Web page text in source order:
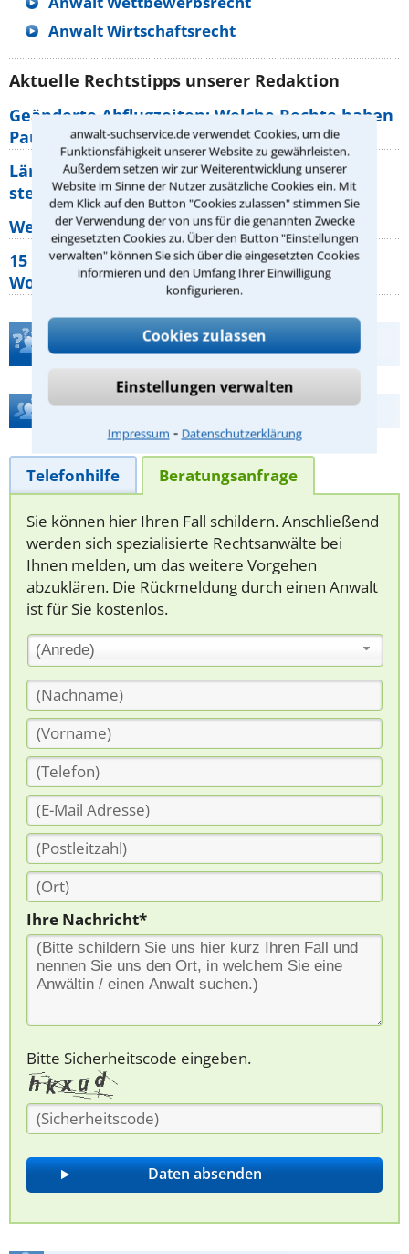
anwalt-suchservice.de verwendet Cookies, um die
Funktionsfähigkeit unserer Website zu gewährleisten.
Außerdem setzen wir zur Weiterentwicklung unserer
Website im Sinne der Nutzer zusätzliche Cookies ein. Mit
dem Klick auf den Button "Cookies zulassen" stimmen Sie
der Verwendung der von uns für die genannten Zwecke
eingesetzten Cookies zu. Über den Button "Einstellungen
verwalten" können Sie sich über die eingesetzten Cookies
informieren und den Umfang Ihrer Einwilligung
konfigurieren.
Cookies zulassen
Einstellungen verwalten
Impressum ⁃ Datenschutzerklärung
Anwalt Wirtschaftsrecht
Aktuelle Rechtstipps unserer Redaktion
Geänderte Abflugzeiten: Welche Rechte haben
Pauschalurlauber?
Lärm von den Nachbarn: Welche Rechte
stehen mir zu?
Wer muss Zweitwohnungssteuer zahlen?
15 elementare Rechte, die jeder
Wohnungseigentümer kennen sollte
Teste Dein Rechtswissen
Hilfe bei Ihrer Anwaltsuche?
Telefonhilfe Beratungsanfrage
Sie können hier Ihren Fall schildern. Anschließend
werden sich spezialisierte Rechtsanwälte bei
Ihnen melden, um das weitere Vorgehen
abzuklären. Die Rückmeldung durch einen Anwalt
ist für Sie kostenlos.
(Anrede)
Ihre Nachricht*
Bitte Sicherheitscode eingeben.